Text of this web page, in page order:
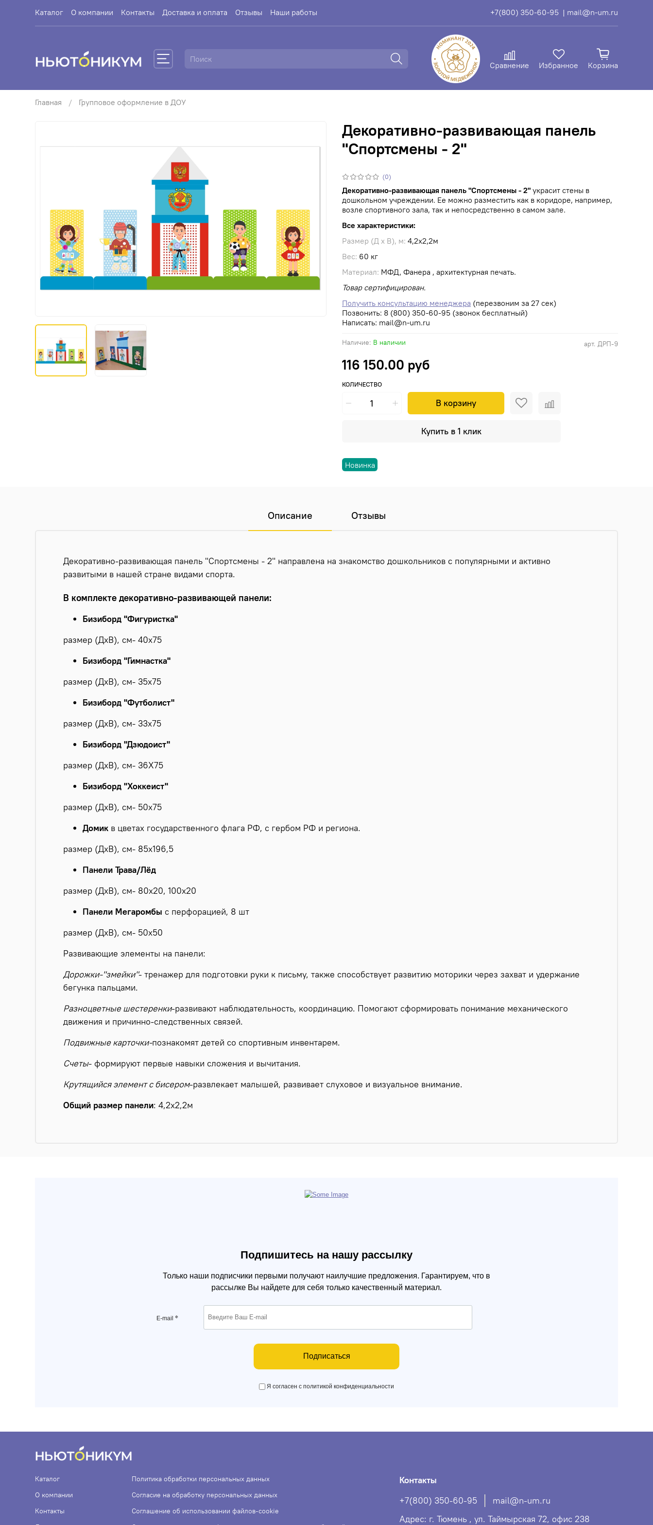
Каталог О компании Контакты Доставка и оплата Отзывы Наши работы +7(800) 350-60-95 | mail@n-um.ru
Сравнение Избранное Корзина
Главная Групповое оформление в ДОУ
(0)
арт. ДРП-9
Наличие: В наличии
Новинка
Декоративно-развивающая панель
"Спортсмены - 2"
116 150.00 руб
КОЛИЧЕСТВО
В корзину
Купить в 1 клик
Декоративно-развивающая панель "Спортсмены - 2" украсит стены в
дошкольном учреждении. Ее можно разместить как в коридоре, например,
возле спортивного зала, так и непосредственно в самом зале.
Все характеристики:
Размер (Д х В), м: 4,2х2,2м
Вес: 60 кг
Материал: МФД, Фанера , архитектурная печать.
Товар сертифицирован.
Получить консультацию менеджера (перезвоним за 27 сек)
Позвонить: 8 (800) 350-60-95 (звонок бесплатный)
Написать: mail@n-um.ru
Описание Отзывы
Декоративно-развивающая панель "Спортсмены - 2" направлена на знакомство дошкольников с популярными и активно
развитыми в нашей стране видами спорта.
В комплекте декоративно-развивающей панели:
Бизиборд "Фигуристка"
размер (ДхВ), см- 40х75
Бизиборд "Гимнастка"
размер (ДхВ), см- 35х75
Бизиборд "Футболист"
размер (ДхВ), см- 33х75
Бизиборд "Дзюдоист"
размер (ДхВ), см- 36Х75
Бизиборд "Хоккеист"
размер (ДхВ), см- 50х75
Домик в цветах государственного флага РФ, с гербом РФ и региона.
размер (ДхВ), см- 85х196,5
Панели Трава/Лёд
размер (ДхВ), см- 80х20, 100х20
Панели Мегаромбы с перфорацией, 8 шт
размер (ДхВ), см- 50х50
Развивающие элементы на панели:
Дорожки-"змейки"- тренажер для подготовки руки к письму, также способствует развитию моторики через захват и удержание
бегунка пальцами.
Разноцветные шестеренки-развивают наблюдательность, координацию. Помогают сформировать понимание механического
движения и причинно-следственных связей.
Подвижные карточки-познакомят детей со спортивным инвентарем.
Счеты- формируют первые навыки сложения и вычитания.
Крутящийся элемент с бисером-развлекает малышей, развивает слуховое и визуальное внимание.
Общий размер панели: 4,2х2,2м
Подпишитесь на нашу рассылку
Только наши подписчики первыми получают наилучшие предложения. Гарантируем, что в
рассылке Вы найдете для себя только качественный материал.
E-mail *
Подписаться
Я согласен с политикой конфиденциальности
Каталог
О компании
Контакты
Политика обработки персональных данных
Согласие на обработку персональных данных
Соглашение об использовании файлов-cookie
Контакты
+7(800) 350-60-95
mail@n-um.ru
Адрес: г. Тюмень , ул. Таймырская 72, офис 238